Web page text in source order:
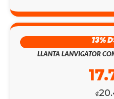
13%
LLANTA LANVIGATOR
₡